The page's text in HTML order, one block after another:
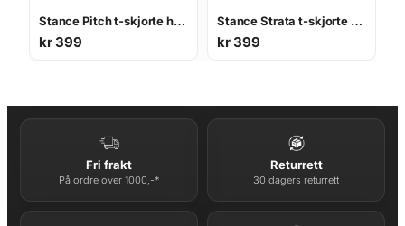
Stance Pitch t-skjorte herre
kr399
Stance Strata t-skjorte herre
kr399
Fri frakt
På ordre over 1000,-*
Returrett
30 dagers returrett